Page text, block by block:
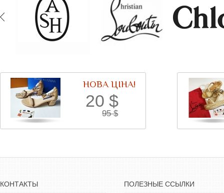
НОВА ЦІНА!
20 $
95$
КОНТАКТЫ
ПОЛЕЗНЫЕ ССЫЛКИ